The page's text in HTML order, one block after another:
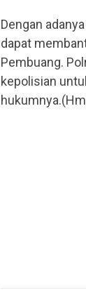
Dengan
dapat
Pembuang.
kepolisian